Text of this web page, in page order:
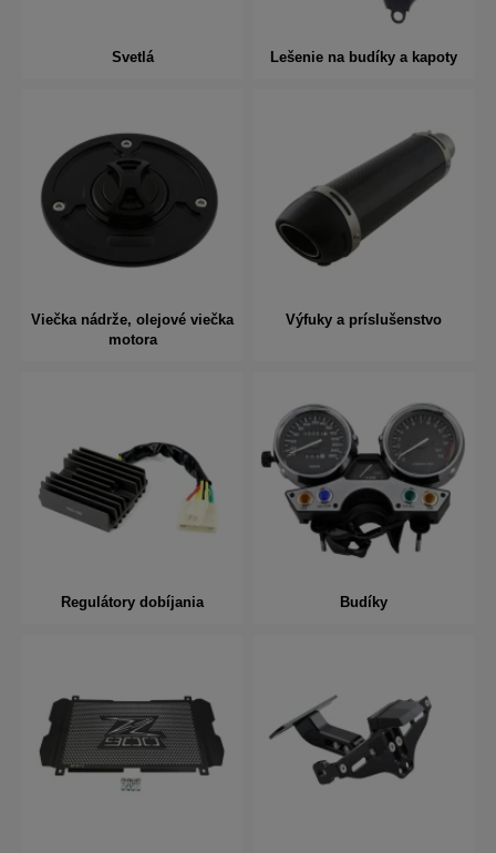
Svetlá Lešenie na budíky a kapoty
Viečka nádrže, olejové viečka
motora
Výfuky a príslušenstvo
Regulátory dobíjania Budíky